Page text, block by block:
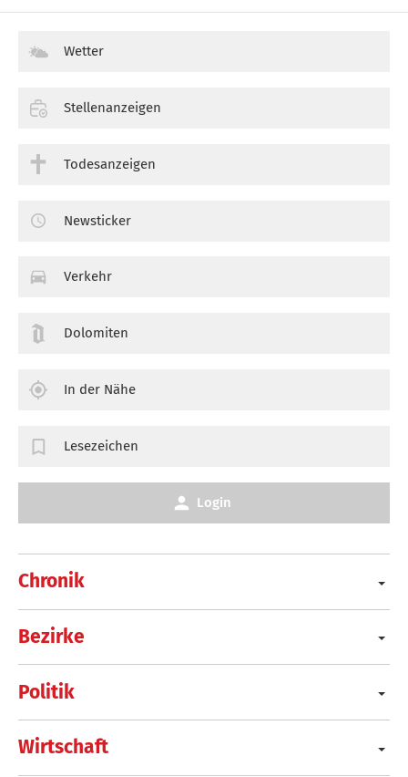
Chronik
Bezirke
Politik
Wirtschaft
Wetter
Stellenanzeigen
Todesanzeigen
Newsticker
Verkehr
Dolomiten
In der Nähe
Lesezeichen
Login